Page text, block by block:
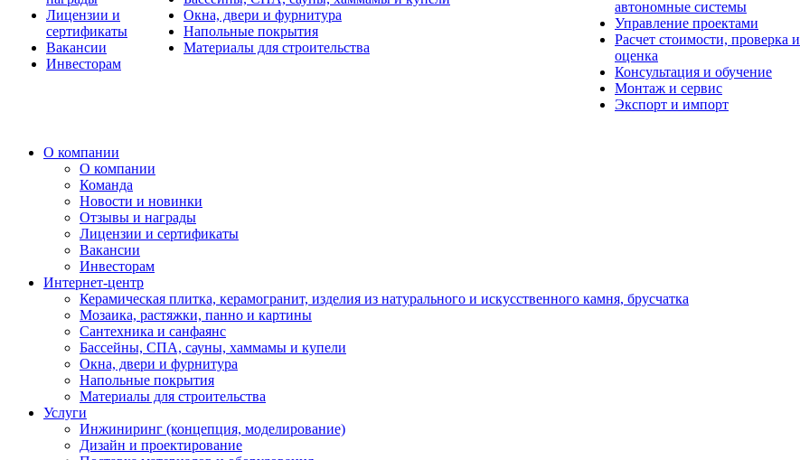
Лицензии и
сертификаты
Вакансии
Инвесторам
Окна, двери и фурнитура
Напольные покрытия
Материалы для строительства
автономные системы
Управление проектами
Расчет стоимости, проверка и
оценка
Консультация и обучение
Монтаж и сервис
Экспорт и импорт
О компании
О компании
Команда
Новости и новинки
Отзывы и награды
Лицензии и сертификаты
Вакансии
Инвесторам
Интернет-центр
Керамическая плитка, керамогранит, изделия из натурального и искусственного камня, брусчатка
Мозаика, растяжки, панно и картины
Сантехника и санфаянс
Бассейны, СПА, сауны, хаммамы и купели
Окна, двери и фурнитура
Напольные покрытия
Материалы для строительства
Услуги
Инжиниринг (концепция, моделирование)
Дизайн и проектирование